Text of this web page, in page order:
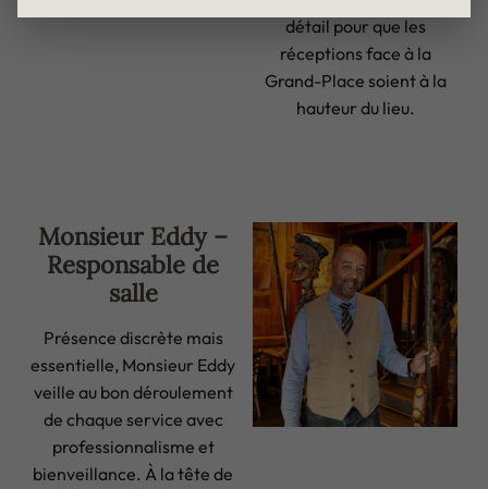
détail pour que les
réceptions face à la
Grand-Place soient à la
hauteur du lieu.
Monsieur Eddy –
Responsable de
salle
Présence discrète mais
essentielle, Monsieur Eddy
veille au bon déroulement
de chaque service avec
professionnalisme et
bienveillance. À la tête de